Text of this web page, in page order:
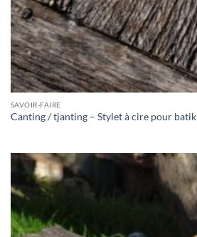
SAVOIR-FAIRE
Canting / tjanting – Stylet à cire pour batik